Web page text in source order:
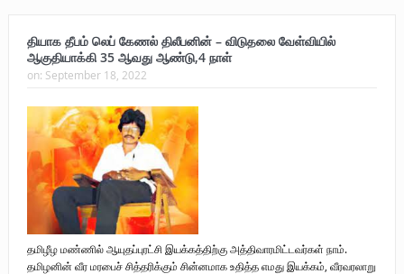
தியாக தீபம் லெப் கேணல் திலீபனின் – விடுதலை வேள்வியில்
ஆகுதியாக்கி 35 ஆவது ஆண்டு,4 நாள்
on: September 18, 2022
தமிழீழ மண்ணில் ஆயுதப்புரட்சி இயக்கத்திற்கு அத்திவாரமிட்டவர்கள் நாம்.
தமிழனின் வீர மரபைச் சித்தரிக்கும் சின்னமாக உதித்த எமது இயக்கம், வீரவரலாறு